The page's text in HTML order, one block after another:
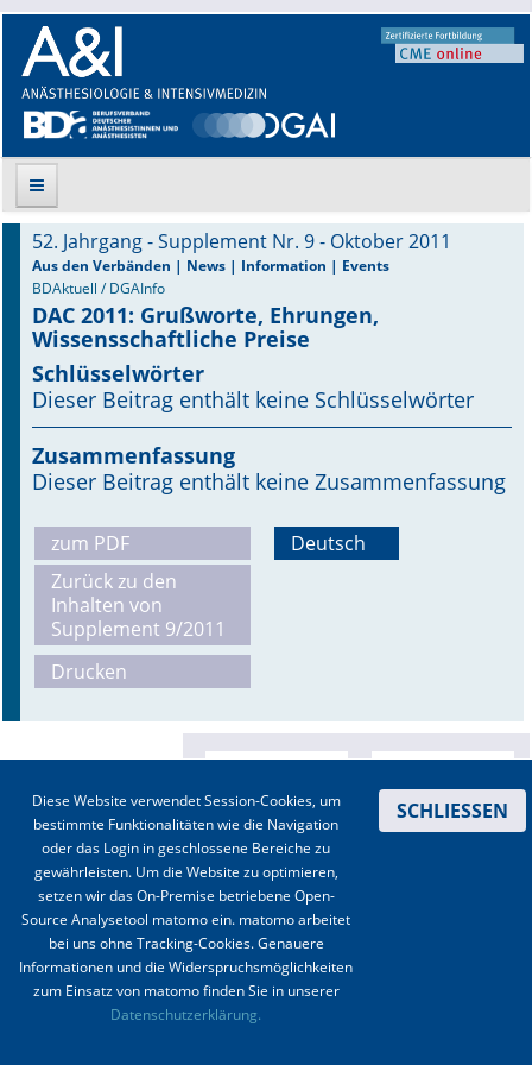
Suche
Aktuelle Ausgabe
Leitlinien
Archiv
Supplements
Supplements OrphanAnesthesia
Online First
A&I English
Mediadaten
Autoren-Service
Stellenmarkt
Kongresskalender
52. Jahrgang - Supplement Nr. 9 - Oktober 2011
Aus den Verbänden | News | Information | Events
BDAktuell / DGAInfo
DAC 2011: Grußworte, Ehrungen,
Wissensschaftliche Preise
Schlüsselwörter
Dieser Beitrag enthält keine Schlüsselwörter
Zusammenfassung
Dieser Beitrag enthält keine Zusammenfassung
zum PDF
Zurück zu den
Inhalten von
Supplement 9/2011
Drucken
Deutsch
Impressum Datenschutz
Diese Website verwendet Session-Cookies, um
bestimmte Funktionalitäten wie die Navigation
oder das Login in geschlossene Bereiche zu
gewährleisten. Um die Website zu optimieren,
setzen wir das On-Premise betriebene Open-
Source Analysetool matomo ein. matomo arbeitet
bei uns ohne Tracking-Cookies. Genauere
Informationen und die Widerspruchsmöglichkeiten
zum Einsatz von matomo finden Sie in unserer
Datenschutzerklärung.
SCHLIESSEN